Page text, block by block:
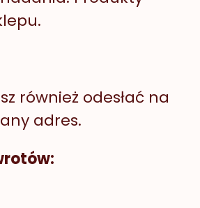
również odesłać na
adres.